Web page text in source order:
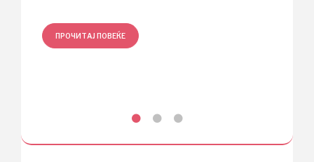
ПРОЧИТАЈ ПОВЕЌЕ